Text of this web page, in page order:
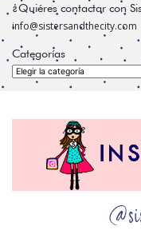
¿Quiéres contactar con
info@sistersandthecity.com
Categorías
Categorías